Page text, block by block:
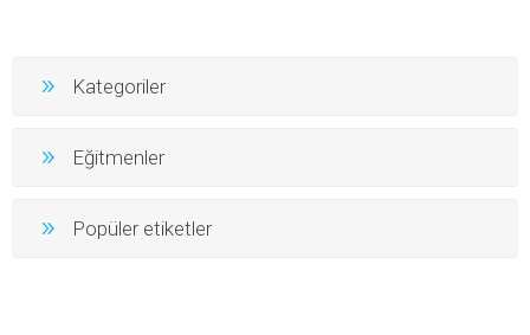
Kategoriler
Eğitmenler
Popüler etiketler